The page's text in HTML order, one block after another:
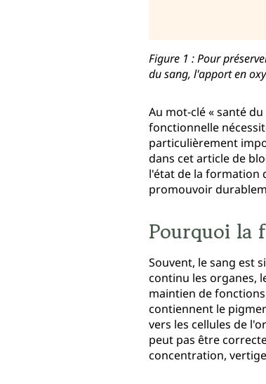
Figure 1 : Pour
du sang, l'apport en
Au mot‑clé « santé
fonctionnelle
particulièrement
dans cet article de
l'état de la formation
promouvoir
Pourquoi la
Souvent, le sang est
continu les organes,
maintien de
contiennent le
vers les cellules de
peut pas être
concentration,